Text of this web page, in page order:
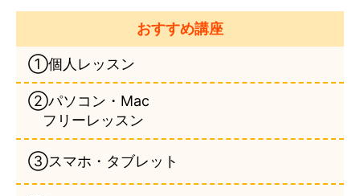
おすすめ講座
①個人レッスン
②パソコン・Mac
フリーレッスン
③スマホ・タブレット